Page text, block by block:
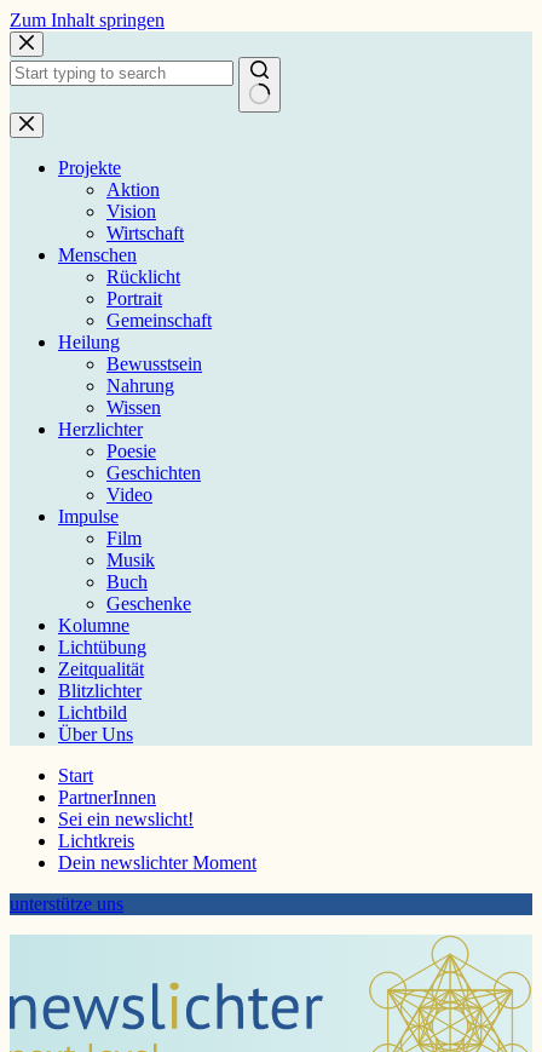
Zum Inhalt springen
springen
Keine
Ergebnisse
Projekte
Aktion
Vision
Wirtschaft
Menschen
Rücklicht
Portrait
Gemeinschaft
Heilung
Bewusstsein
Nahrung
Wissen
Herzlichter
Poesie
Geschichten
Video
Impulse
Film
Musik
Buch
Geschenke
Kolumne
Lichtübung
Zeitqualität
Blitzlichter
Lichtbild
Über Uns
Start
PartnerInnen
Sei ein newslicht!
Lichtkreis
Dein newslichter Moment
unterstütze uns